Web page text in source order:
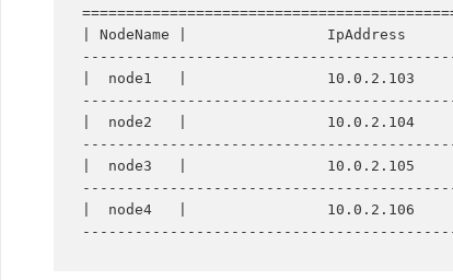
| NodeName |                IpAddress
|  node1   |                10.0.2.103
|  node2   |                10.0.2.104
|  node3   |                10.0.2.105
|  node4   |                10.0.2.106